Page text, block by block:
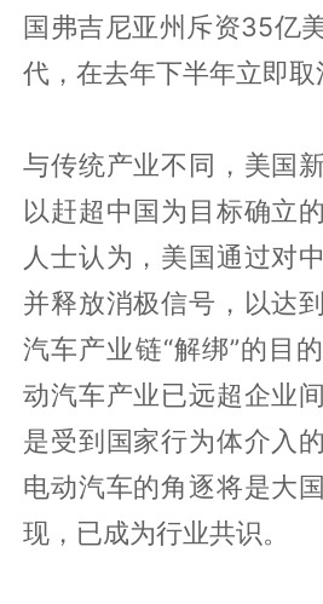
国弗吉尼亚州斥资35亿
代，在去年下半年立即取
与传统产业不同，美国
以赶超中国为目标确立
人士认为，美国通过对
并释放消极信号，以达
汽车产业链“解绑”的目
动汽车产业已远超企业
是受到国家行为体介入
电动汽车的角逐将是大
现，已成为行业共识。